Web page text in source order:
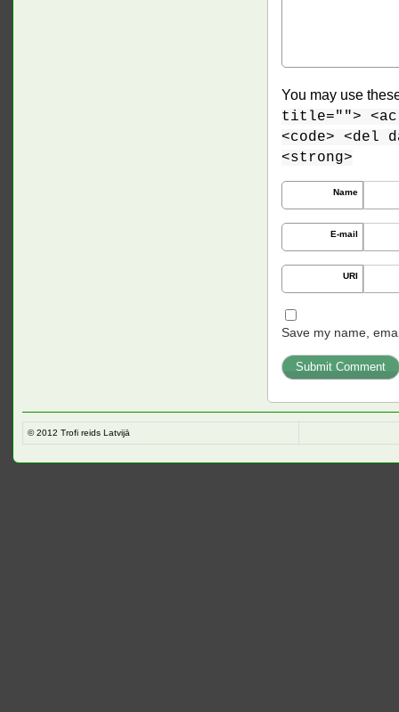
You may use
title="">
<code> <del
<strong>
Name
E-mail
URI
Save my name,
© 2012 Trofi reids Latvijā